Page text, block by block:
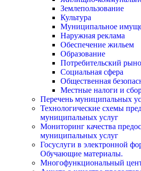
Землепользование
Культура
Муниципальное
Наружная реклама
Обеспечение жильем
Образование
Потребительский
Социальная сфера
Общественная
Местные налоги и
Перечень муниципальных
Технологические схемы
муниципальных услуг
Мониторинг качества
муниципальных услуг
Госуслуги в электронной
Обучающие материалы.
Многофункциональный